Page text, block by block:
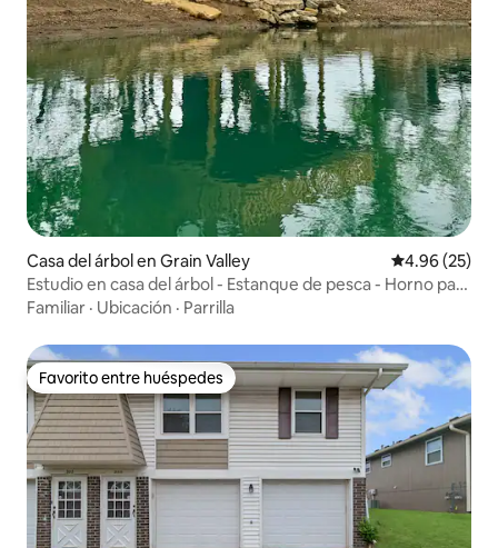
Casa del árbol en Grain Valley Calificación
4.96 (25)
Estudio en casa del árbol - Estanque de pesca - Horno para
pizza - Fogata
Familiar · Ubicación · Parrilla
Favorito entre huéspedes
Favorito entre huéspedes